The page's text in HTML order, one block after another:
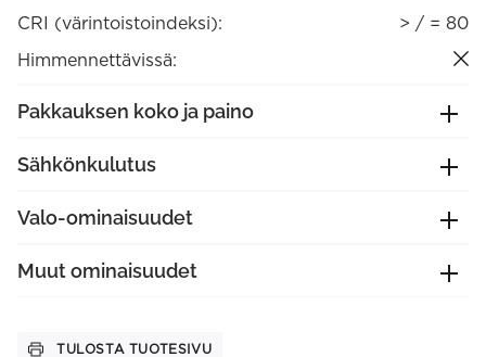
CRI (värintoistoindeksi):
> / = 80
Himmennettävissä:
Pakkauksen koko ja paino
Sähkönkulutus
Valo-ominaisuudet
Muut ominaisuudet
TULOSTA TUOTESIVU